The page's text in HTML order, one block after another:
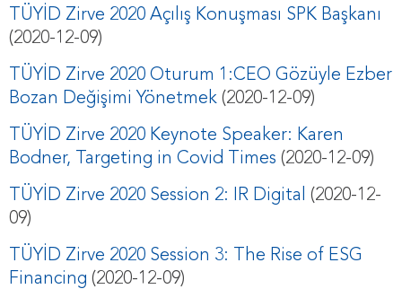
TÜYİD Zirve 2020 Açılış Konuşması SPK Başkanı
(2020-12-09)
TÜYİD Zirve 2020 Oturum 1:CEO Gözüyle Ezber
Bozan Değişimi Yönetmek (2020-12-09)
TÜYİD Zirve 2020 Keynote Speaker: Karen
Bodner, Targeting in Covid Times (2020-12-09)
TÜYİD Zirve 2020 Session 2: IR Digital (2020-12-
09)
TÜYİD Zirve 2020 Session 3: The Rise of ESG
Financing (2020-12-09)